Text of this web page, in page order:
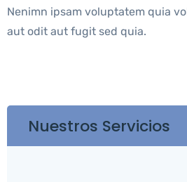
Nenimn ipsam voluptatem quia
aut odit aut fugit sed quia.
Nuestros Servicios